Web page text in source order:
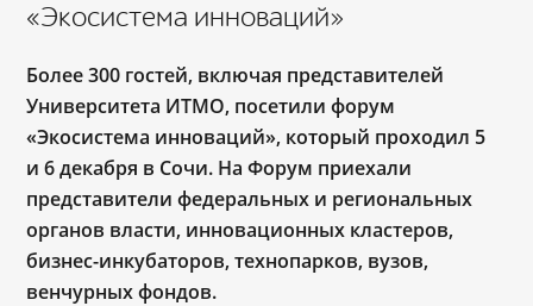
«Экосистема инноваций»
Более 300 гостей, включая представителей
Университета ИТМО, посетили форум
«Экосистема инноваций», который проходил 5
и 6 декабря в Сочи. На Форум приехали
представители федеральных и региональных
органов власти, инновационных кластеров,
бизнес-инкубаторов, технопарков, вузов,
венчурных фондов.